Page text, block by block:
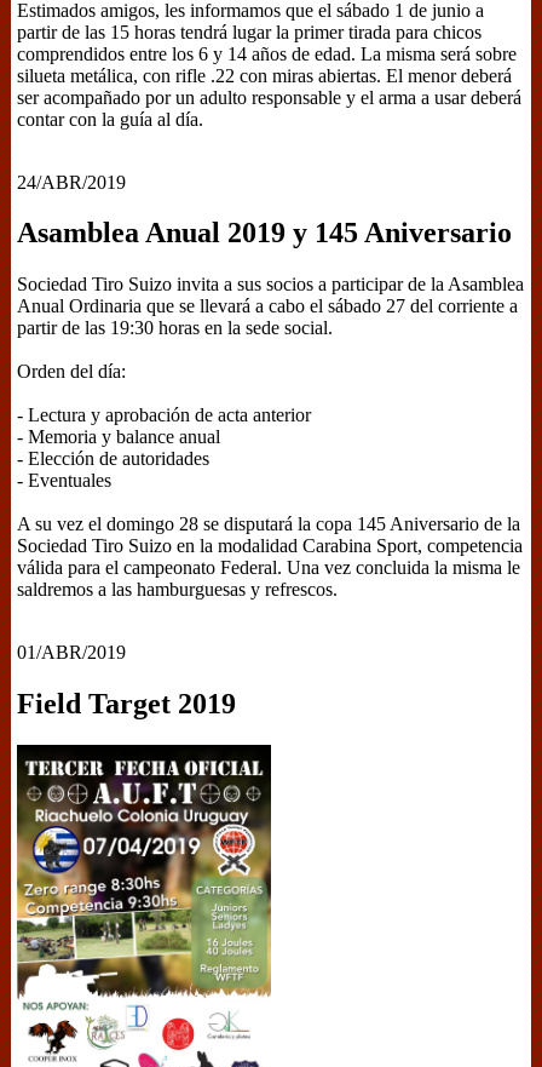
Estimados amigos, les informamos que el sábado 1 de junio a
partir de las 15 horas tendrá lugar la primer tirada para chicos
comprendidos entre los 6 y 14 años de edad. La misma será sobre
silueta metálica, con rifle .22 con miras abiertas. El menor deberá
ser acompañado por un adulto responsable y el arma a usar deberá
contar con la guía al día.
24/ABR/2019
Asamblea Anual 2019 y 145 Aniversario
Sociedad Tiro Suizo invita a sus socios a participar de la Asamblea
Anual Ordinaria que se llevará a cabo el sábado 27 del corriente a
partir de las 19:30 horas en la sede social.
Orden del día:
- Lectura y aprobación de acta anterior
- Memoria y balance anual
- Elección de autoridades
- Eventuales
A su vez el domingo 28 se disputará la copa 145 Aniversario de la
Sociedad Tiro Suizo en la modalidad Carabina Sport, competencia
válida para el campeonato Federal. Una vez concluida la misma le
saldremos a las hamburguesas y refrescos.
01/ABR/2019
Field Target 2019